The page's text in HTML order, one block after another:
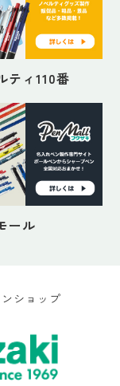
ティ110番
ール
ショップ